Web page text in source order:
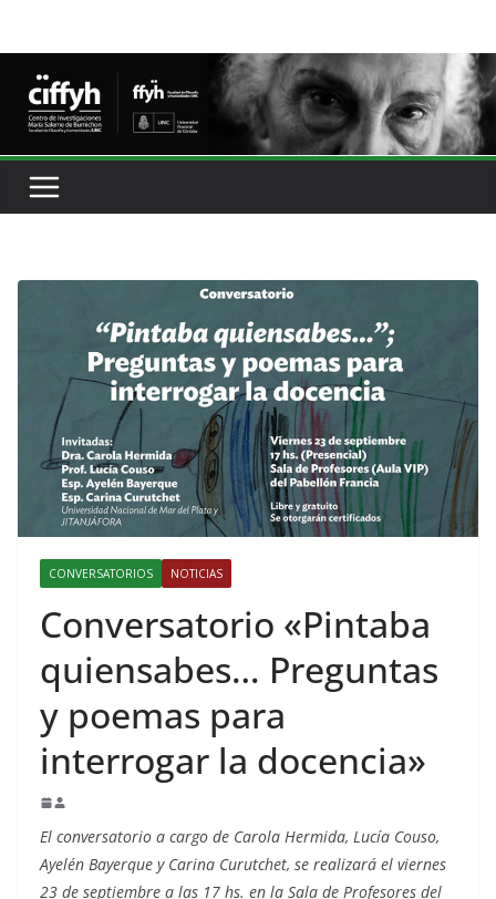
CONVERSATORIOS NOTICIAS
Conversatorio «Pintaba
quiensabes… Preguntas
y poemas para
interrogar la docencia»
El conversatorio a cargo de Carola Hermida, Lucía Couso,
Ayelén Bayerque y Carina Curutchet, se realizará el viernes
23 de septiembre a las 17 hs. en la Sala de Profesores del